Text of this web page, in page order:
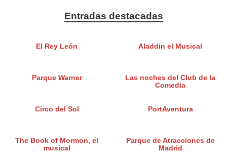
Entradas destacadas
El Rey León Aladdin el Musical
Parque Warner
Las noches del Club de la
Comedia
Circo del Sol PortAventura
The Book of Mormon, el
musical
Parque de Atracciones de
Madrid